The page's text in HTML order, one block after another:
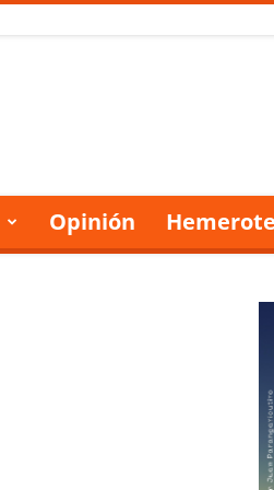
Opinión